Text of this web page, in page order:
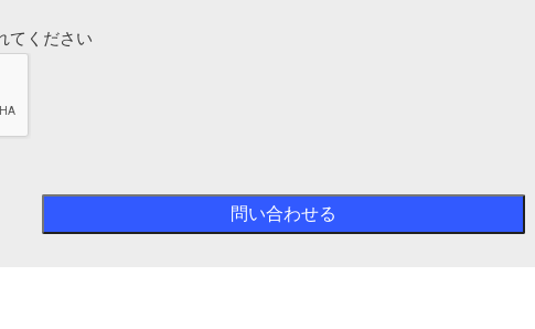
てください